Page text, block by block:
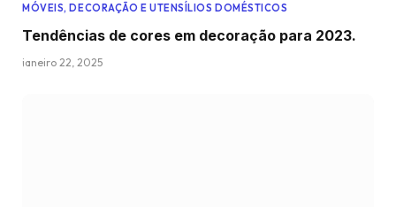
MÓVEIS, DECORAÇÃO E UTENSÍLIOS DOMÉSTICOS
Tendências de cores em decoração para 2023.
janeiro 22, 2025